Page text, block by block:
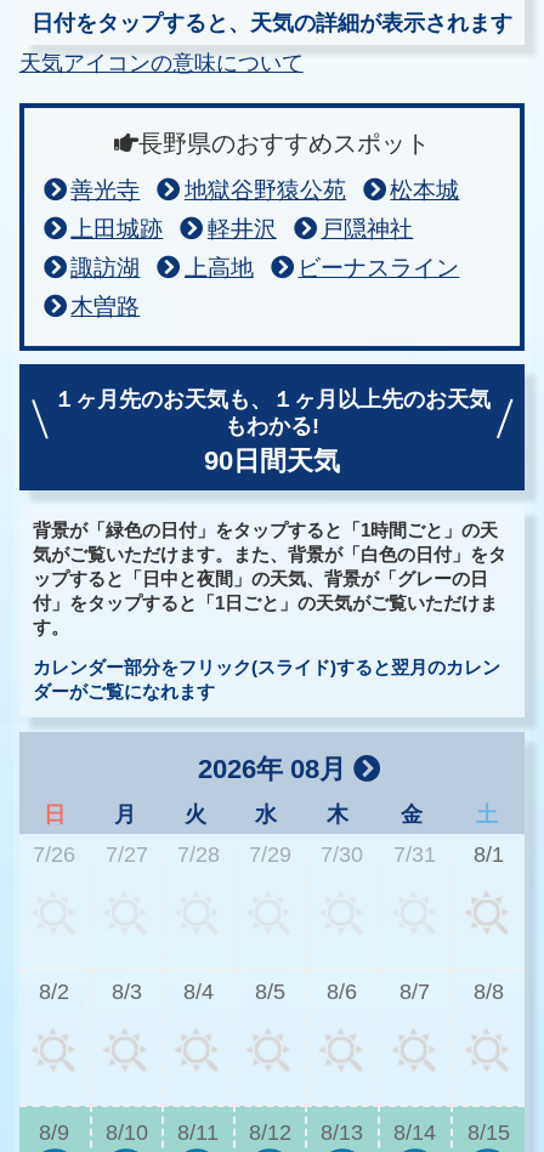
日付をタップすると、天気の詳細が表示されます
天気アイコンの意味について
長野県のおすすめスポット
善光寺 地獄谷野猿公苑
松本城
上田城跡
軽井沢
戸隠神社
諏訪湖
上高地
ビーナスライン
木曽路
１ヶ月先のお天気も、
１ヶ月以上先のお天気
もわかる!
90日間天気
背景が「緑色の日付」をタップすると「1時間ごと」の天
気がご覧いただけます。また、背景が「白色の日付」をタ
ップすると「日中と夜間」の天気、背景が「グレーの日
付」をタップすると「1日ごと」の天気がご覧いただけま
す。
カレンダー部分をフリック(スライド)すると翌月のカレン
ダーがご覧になれます
2026年 08月
日 月 火 水 木 金
土
7/26
7/27 7/28 7/29 7/30 7/31 8/1
8/2 8/3 8/4 8/5 8/6 8/7 8/8
8/9 8/10 8/11 8/12 8/13 8/14 8/15